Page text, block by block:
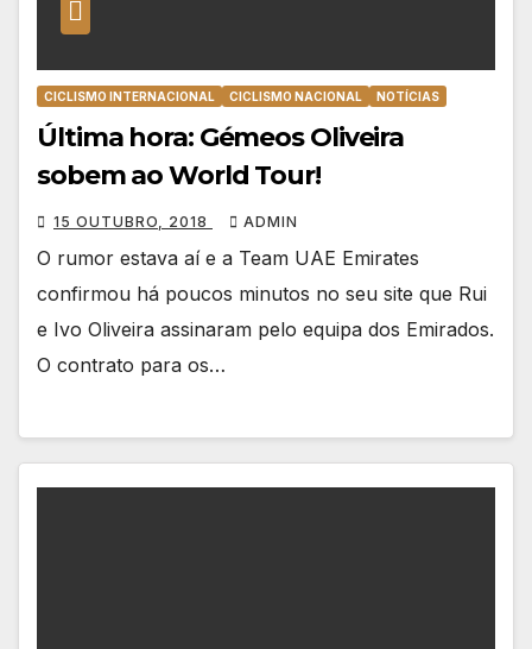
CICLISMO INTERNACIONAL CICLISMO NACIONAL NOTÍCIAS
Última hora: Gémeos Oliveira
sobem ao World Tour!
15 OUTUBRO, 2018 ADMIN
O rumor estava aí e a Team UAE Emirates
confirmou há poucos minutos no seu site que Rui
e Ivo Oliveira assinaram pelo equipa dos Emirados.
O contrato para os…